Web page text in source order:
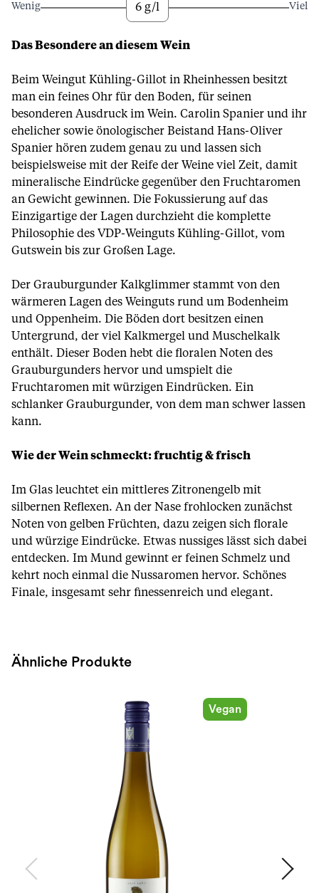
Wenig 6 g/l Viel
Das Besondere an diesem Wein
Beim Weingut Kühling-Gillot in Rheinhessen besitzt
man ein feines Ohr für den Boden, für seinen
besonderen Ausdruck im Wein. Carolin Spanier und ihr
ehelicher sowie önologischer Beistand Hans-Oliver
Spanier hören zudem genau zu und lassen sich
beispielsweise mit der Reife der Weine viel Zeit, damit
mineralische Eindrücke gegenüber den Fruchtaromen
an Gewicht gewinnen. Die Fokussierung auf das
Einzigartige der Lagen durchzieht die komplette
Philosophie des VDP-Weinguts Kühling-Gillot, vom
Gutswein bis zur Großen Lage.
Der Grauburgunder Kalkglimmer stammt von den
wärmeren Lagen des Weinguts rund um Bodenheim
und Oppenheim. Die Böden dort besitzen einen
Untergrund, der viel Kalkmergel und Muschelkalk
enthält. Dieser Boden hebt die floralen Noten des
Grauburgunders hervor und umspielt die
Fruchtaromen mit würzigen Eindrücken. Ein
schlanker Grauburgunder, von dem man schwer lassen
kann.
Wie der Wein schmeckt: fruchtig & frisch
Im Glas leuchtet ein mittleres Zitronengelb mit
silbernen Reflexen. An der Nase frohlocken zunächst
Noten von gelben Früchten, dazu zeigen sich florale
und würzige Eindrücke. Etwas nussiges lässt sich dabei
entdecken. Im Mund gewinnt er feinen Schmelz und
kehrt noch einmal die Nussaromen hervor. Schönes
Finale, insgesamt sehr finessenreich und elegant.
Ähnliche Produkte
Vegan